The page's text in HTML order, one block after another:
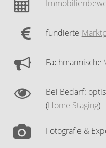
fundierte
Fachmännische
Bei Bedarf:
(Home Staging)
Fotografie &